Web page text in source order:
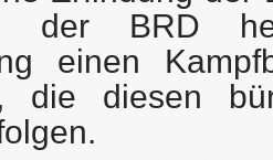
BRD
einen
die diesen